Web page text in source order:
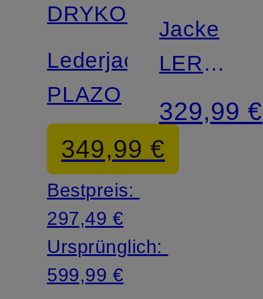
DRYKORN
Lederjacke
PLAZO
349,99 €
Bestpreis:
297,49 €
Ursprünglich:
599,99 €
Jacke
LERON
in
mit
329,99 €